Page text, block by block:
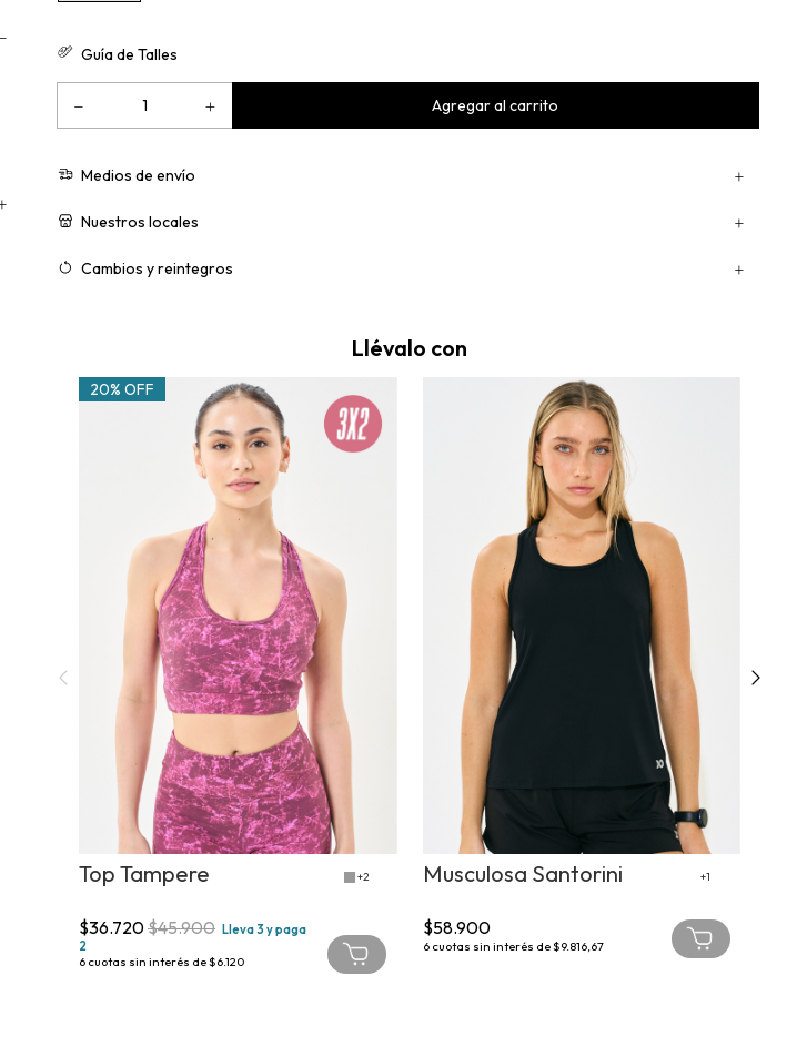
Guía de Talles
Medios de envío
Nuestros locales
Cambios y reintegros
Llévalo con
20% OFF
Top Tampere +2
$36.720$45.900 Lleva 3 y paga
2
6 cuotas sin interés de$6.120
Musculosa Santorini +1
$58.900
6 cuotas sin interés de$9.816,67